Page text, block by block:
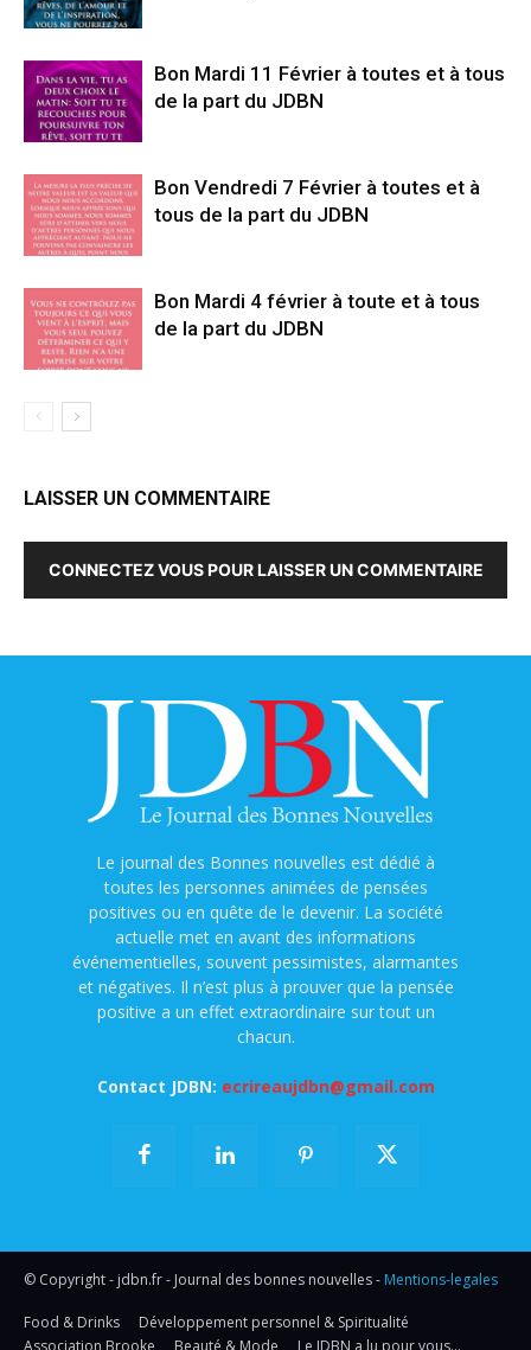
Bon Mardi 11 Février à toutes et à tous
de la part du JDBN
Bon Vendredi 7 Février à toutes et à
tous de la part du JDBN
Bon Mardi 4 février à toute et à tous
de la part du JDBN
LAISSER UN COMMENTAIRE
CONNECTEZ VOUS POUR LAISSER UN COMMENTAIRE
Le journal des Bonnes nouvelles est dédié à
toutes les personnes animées de pensées
positives ou en quête de le devenir. La société
actuelle met en avant des informations
événementielles, souvent pessimistes, alarmantes
et négatives. Il n’est plus à prouver que la pensée
positive a un effet extraordinaire sur tout un
chacun.
Contact JDBN: ecrireaujdbn@gmail.com
© Copyright - jdbn.fr - Journal des bonnes nouvelles - Mentions-legales
Food & Drinks
Développement personnel & Spiritualité